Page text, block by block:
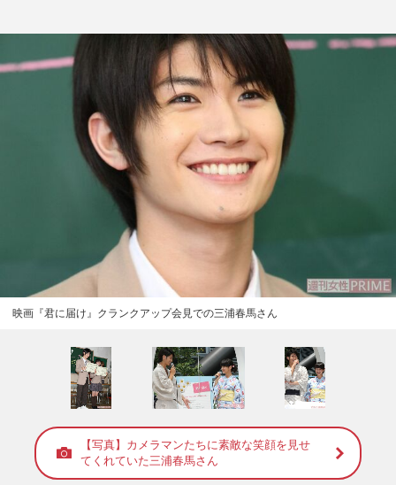
映画『君に届け』クランクアップ会見での三浦春馬さん
【写真】カメラマンたちに素敵な笑顔を見せ
てくれていた三浦春馬さん